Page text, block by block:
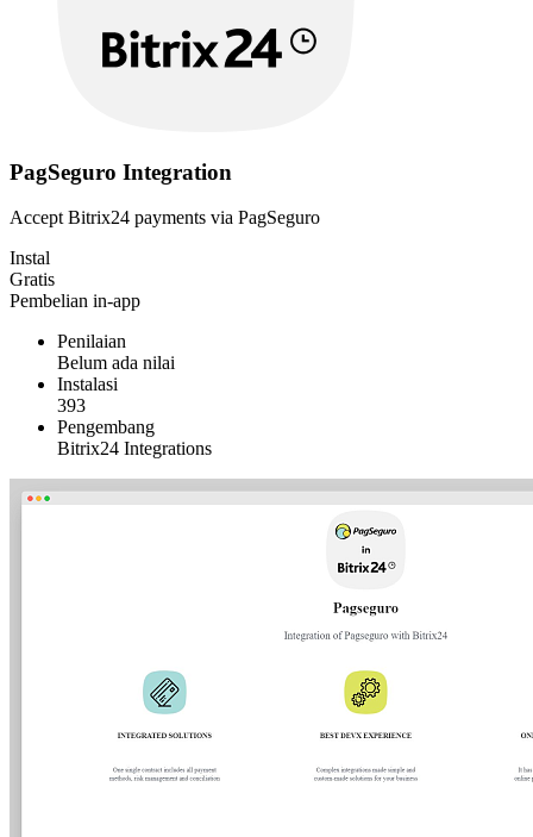
PagSeguro Integration
Accept Bitrix24 payments via PagSeguro
Instal
Gratis
Pembelian in-app
Penilaian
Belum ada nilai
Instalasi
393
Pengembang
Bitrix24 Integrations